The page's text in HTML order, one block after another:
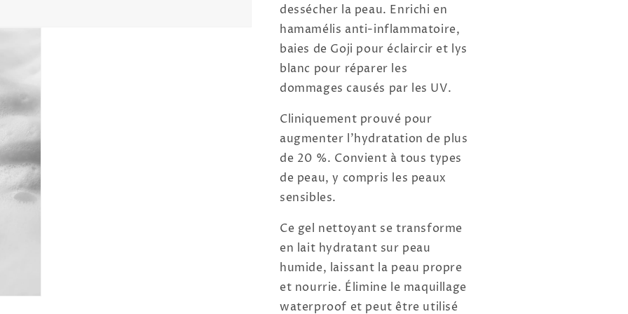
dessécher la peau. Enrichi en
hamamélis anti-inflammatoire,
baies de Goji pour éclaircir et lys
blanc pour réparer les
dommages causés par les UV.
Cliniquement prouvé pour
augmenter l'hydratation de plus
de 20 %. Convient à tous types
de peau, y compris les peaux
sensibles.
Ce gel nettoyant se transforme
en lait hydratant sur peau
humide, laissant la peau propre
et nourrie. Élimine le maquillage
waterproof et peut être utilisé